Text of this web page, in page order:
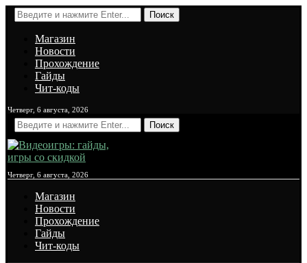
Поиск
Магазин
Новости
Прохождение
Гайды
Чит-коды
Четверг, 6 августа, 2026
Поиск
Четверг, 6 августа, 2026
Магазин
Новости
Прохождение
Гайды
Чит-коды